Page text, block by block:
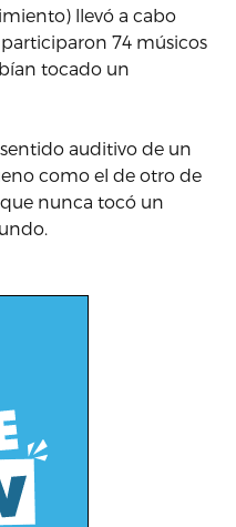
llevó a cabo
74 músicos
tocado un
auditivo de un
como el de otro de
nunca tocó un